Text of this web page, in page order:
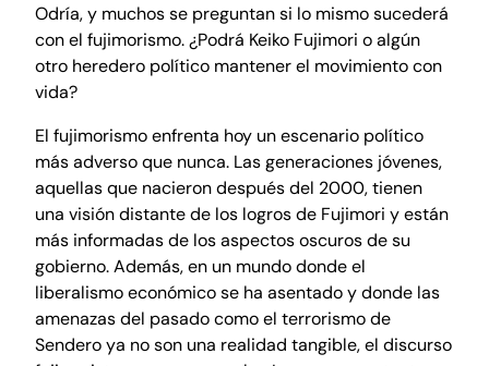
Odría, y muchos se preguntan si lo mismo sucederá
con el fujimorismo. ¿Podrá Keiko Fujimori o algún
otro heredero político mantener el movimiento con
vida?
El fujimorismo enfrenta hoy un escenario político
más adverso que nunca. Las generaciones jóvenes,
aquellas que nacieron después del 2000, tienen
una visión distante de los logros de Fujimori y están
más informadas de los aspectos oscuros de su
gobierno. Además, en un mundo donde el
liberalismo económico se ha asentado y donde las
amenazas del pasado como el terrorismo de
Sendero ya no son una realidad tangible, el discurso